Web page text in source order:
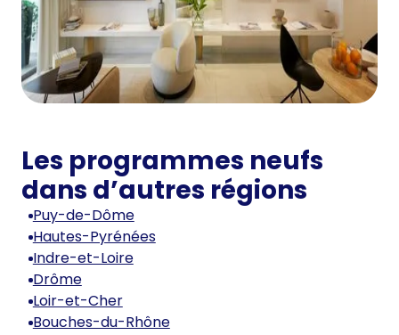
Les programmes neufs
dans d’autres régions
Puy-de-Dôme
Hautes-Pyrénées
Indre-et-Loire
Drôme
Loir-et-Cher
Bouches-du-Rhône